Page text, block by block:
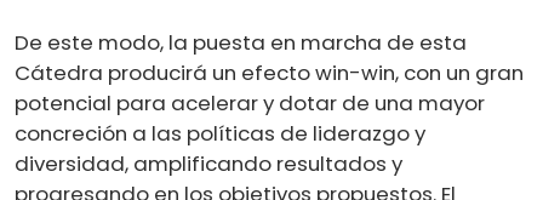
De este modo, la puesta en marcha de esta
Cátedra producirá un efecto win-win, con un gran
potencial para acelerar y dotar de una mayor
concreción a las políticas de liderazgo y
diversidad, amplificando resultados y